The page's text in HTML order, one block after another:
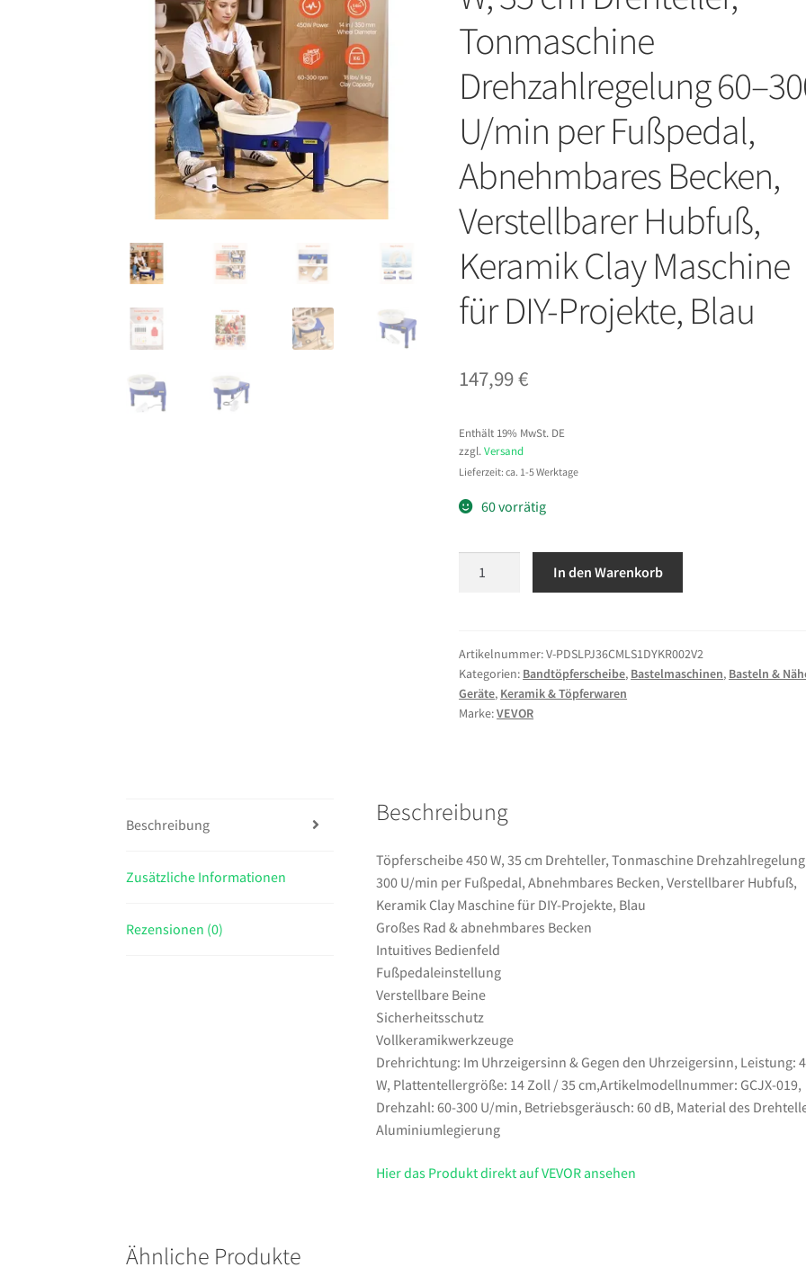
Tonmaschine
Drehzahlregelung
U/min per Fußpedal,
Abnehmbares Becken,
Verstellbarer Hubfuß,
Keramik Clay Maschine
für DIY-Projekte, Blau
147,99€
Enthält 19% MwSt. DE
zzgl.Versand
Lieferzeit: ca. 1-5 Werktage
60 vorrätig
35
cm
Drehteller,
Tonmaschine
U/min
Fußpedal,
Abnehmbares
Becken,
Verstellbarer
Hubfuß,
Keramik
Clay
Maschine
für
DIY-
Projekte,
Blau
Menge
In den Warenkorb
Artikelnummer:V-PDSLPJ36CMLS1DYKR002V2
Kategorien: Bandtöpferscheibe, Bastelmaschinen, Basteln &
Geräte, Keramik & Töpferwaren
Marke:VEVOR
Beschreibung
Zusätzliche Informationen
Rezensionen (0)
Beschreibung
Töpferscheibe 450 W, 35 cm Drehteller, Tonmaschine
300 U/min per Fußpedal, Abnehmbares Becken, Verstellbarer Hubfuß,
Keramik Clay Maschine für DIY-Projekte, Blau
Großes Rad & abnehmbares Becken
Intuitives Bedienfeld
Fußpedaleinstellung
Verstellbare Beine
Sicherheitsschutz
Vollkeramikwerkzeuge
Drehrichtung: Im Uhrzeigersinn & Gegen den Uhrzeigersinn, Leistung:
W, Plattentellergröße: 14 Zoll / 35 cm,Artikelmodellnummer: GCJX-019,
Drehzahl: 60-300 U/min, Betriebsgeräusch: 60 dB, Material des
Aluminiumlegierung
Hier das Produkt direkt auf VEVOR ansehen
Ähnliche Produkte